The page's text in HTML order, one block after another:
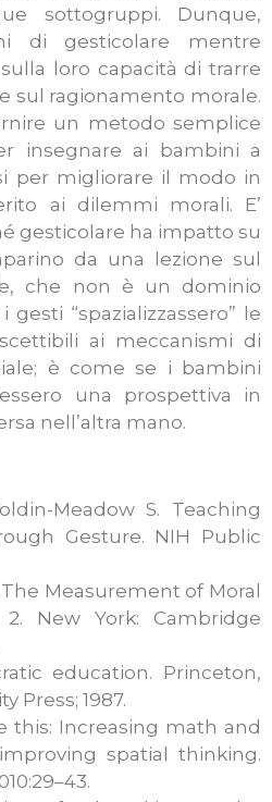
sottogruppi. Dunque,
di gesticolare mentre
loro capacità di trarre
sul ragionamento morale.
un metodo semplice
insegnare ai bambini a
per migliorare il modo in
ai dilemmi morali. E’
gesticolare ha impatto su
da una lezione sul
che non è un dominio
gesti “spazializzassero” le
ai meccanismi di
è come se i bambini
una prospettiva in
nell’altra mano.
Meadow S. Teaching
Gesture. NIH Public
Measurement of Moral
New York: Cambridge
education. Princeton,
Press; 1987.
this: Increasing math and
spatial thinking.